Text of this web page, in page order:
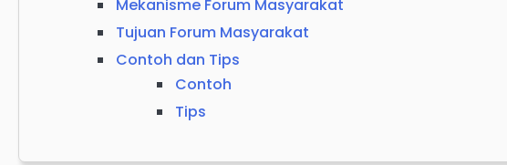
Mekanisme Forum Masyarakat
Tujuan Forum Masyarakat
Contoh dan Tips
Contoh
Tips